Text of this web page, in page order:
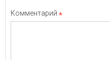
Комментарий *